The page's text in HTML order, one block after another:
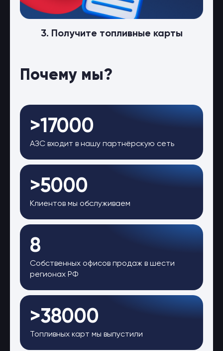
3. Получите топливные карты
Почему мы?
>17000
АЗС входит в нашу партнёрскую сеть
>5000
Клиентов мы обслуживаем
8
Собственных офисов продаж в шести
регионах РФ
>38000
Топливных карт мы выпустили